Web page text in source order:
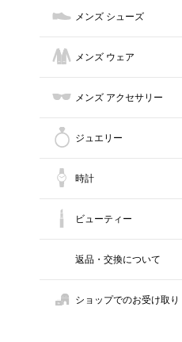
メンズ シューズ
メンズ ウェア
メンズ アクセサリー
ジュエリー
時計
ビューティー
返品・交換について
ショップでのお受け取り